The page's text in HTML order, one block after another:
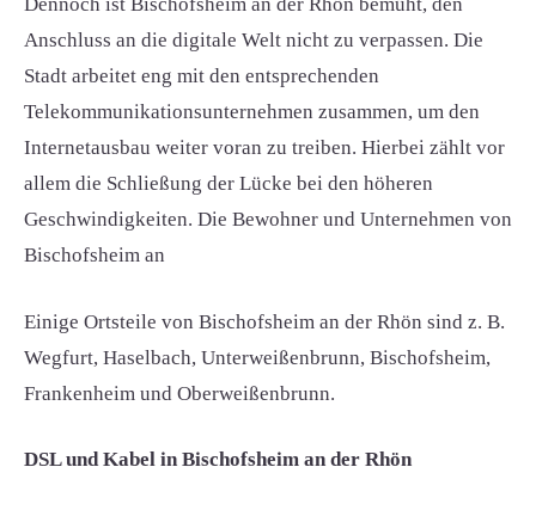
Anschluss an die digitale Welt nicht zu verpassen. Die
Stadt arbeitet eng mit den entsprechenden
Telekommunikationsunternehmen zusammen, um den
Internetausbau weiter voran zu treiben. Hierbei zählt vor
allem die Schließung der Lücke bei den höheren
Geschwindigkeiten. Die Bewohner und Unternehmen von
Bischofsheim an
Einige Ortsteile von Bischofsheim an der Rhön sind z. B.
Wegfurt, Haselbach, Unterweißenbrunn, Bischofsheim,
Frankenheim und Oberweißenbrunn.
DSL und Kabel in Bischofsheim an der Rhön